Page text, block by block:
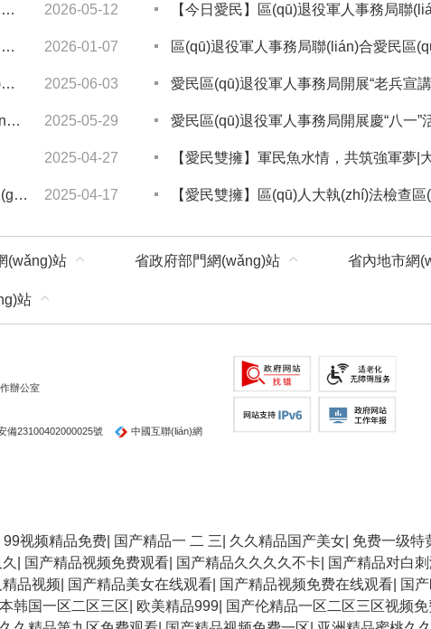
2026-05-12
2026-01-07
2025-06-03
2025-05-29
2025-04-27
... 2025-04-17
【今日愛民】區(qū)退役軍人事務局聯(lián)合愛民區(qū)優
區(qū)退役軍人事務局聯(lián)合愛民區(qū)優(yōu)待
愛民區(qū)退役軍人事務局開展“老兵宣講暨
愛民區(qū)退役軍人事務局開展慶“八一”
【愛民雙擁】軍民魚水情，共筑強軍夢|大慶街道慶發(fā)社區
【愛民雙擁】區(qū)人大執(zhí)法檢查區(qū)政府《軍人
(wǎng)站 省政府部門網(wǎng)站 省內地市網
站
辦公室
備23100402000025號
中國互聯(lián)網
99视频精品免费 国产精品一 二 三 久久精品国产美女 免费一级特
国产精品视频免费观看 国产精品久久久久不卡 国产精品对白
品视频 国产精品美女在线观看 国产精品视频免费在线观看 国
韩国一区二区三区 欧美精品999 国产伦精品一区二区三区视频免